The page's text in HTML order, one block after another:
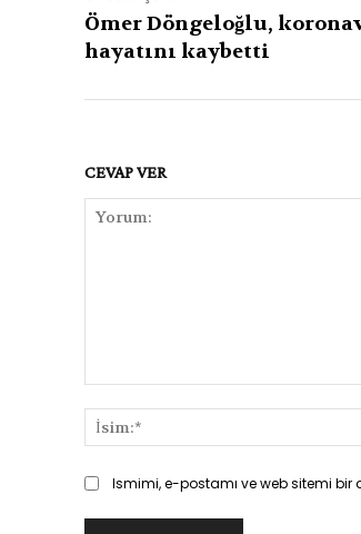
Ömer Döngeloğlu,
hayatını kaybetti
CEVAP VER
Ismimi, e-postamı ve web sitemi bir